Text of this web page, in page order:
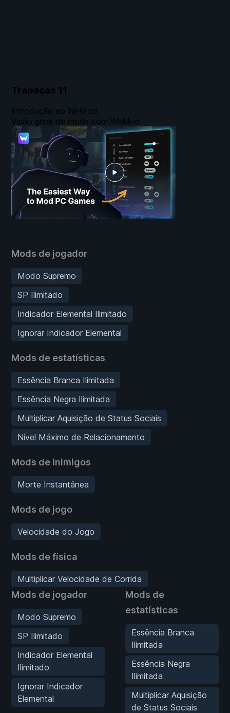
Trapaças 11
Mods de jogador
Modo Supremo
SP Ilimitado
Indicador Elemental Ilimitado
Ignorar Indicador Elemental
Mods de estatísticas
Essência Branca Ilimitada
Essência Negra Ilimitada
Multiplicar Aquisição de Status Sociais
Nível Máximo de Relacionamento
Mods de inimigos
Morte Instantânea
Mods de jogo
Velocidade do Jogo
Mods de física
Multiplicar Velocidade de Corrida
Mods de jogador
Modo Supremo
SP Ilimitado
Indicador Elemental
Ilimitado
Ignorar Indicador
Elemental
Mods de
estatísticas
Essência Branca
Ilimitada
Essência Negra
Ilimitada
Multiplicar Aquisição
de Status Sociais
Introdução ao WeMod
Visão geral de mods com WeMod